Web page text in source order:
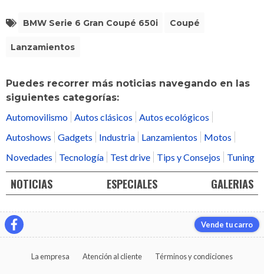
BMW Serie 6 Gran Coupé 650i Coupé
Lanzamientos
Puedes recorrer más noticias navegando en las
siguientes categorías:
Automovilismo Autos clásicos
Autos ecológicos
Autoshows
Gadgets Industria Lanzamientos
Motos
Novedades
Tecnología Test drive Tips y Consejos Tuning
NOTICIAS ESPECIALES GALERIAS
Vende tu carro
La empresa Atención al cliente Términos y condiciones